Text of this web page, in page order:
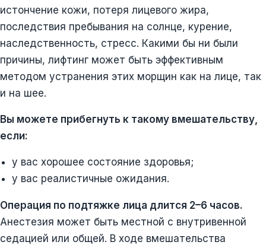
истончение кожи, потеря лицевого жира,
последствия пребывания на солнце, курение,
наследственность, стресс. Какими бы ни были
причины, лифтинг может быть эффективным
методом устранения этих морщин как на лице, так
и на шее.
Вы можете прибегнуть к такому вмешательству,
если:
у вас хорошее состояние здоровья;
у вас реалистичные ожидания.
Операция по подтяжке лица длится 2–6 часов.
Анестезия может быть местной с внутривенной
седацией или общей. В ходе вмешательства